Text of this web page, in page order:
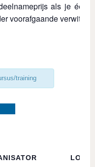
als je één
voorafgaande
training